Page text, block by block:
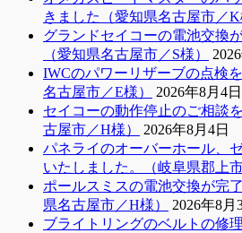
きました（愛知県名古屋市／K
グランドセイコーの電池交換
（愛知県名古屋市／S様）
IWCのパワーリザーブの点検
名古屋市／E様）
2026年8月4日
セイコーの動作停止のご相談
古屋市／H様）
2026年8月4日
パネライのオーバーホール、
いたしました。（岐阜県郡上
ポールスミスの電池交換が完
県名古屋市／H様）
2026年8月
ブライトリングのベルトの修